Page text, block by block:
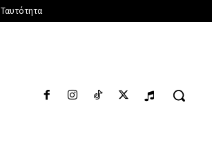
Ταυτότητα